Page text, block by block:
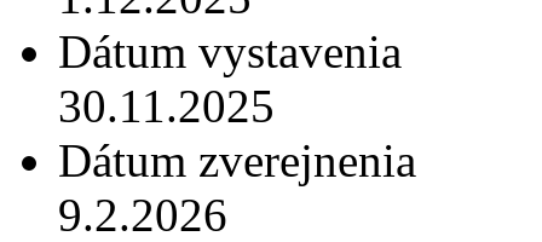
Dátum vystavenia
30.11.2025
Dátum zverejnenia
9.2.2026